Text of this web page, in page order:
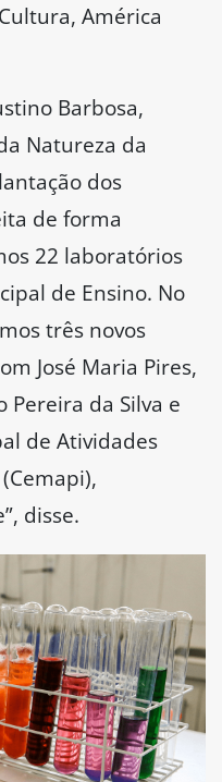
América
Barbosa,
Natureza da
dos
de forma
22 laboratórios
de Ensino. No
três novos
José Maria Pires,
Pereira da Silva e
de Atividades
disse.